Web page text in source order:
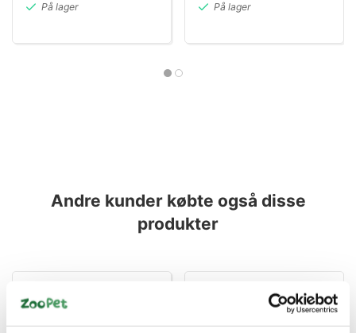
På lager På lager
Andre kunder købte også disse
produkter